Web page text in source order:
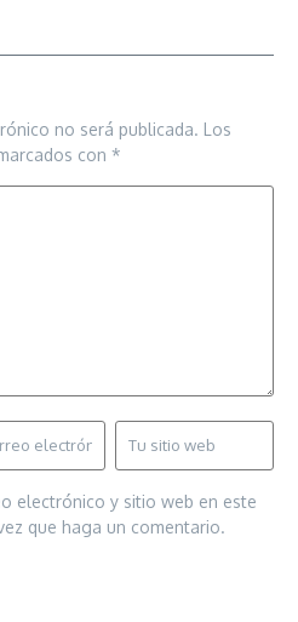
no será publicada. Los
con *
electrónico y sitio web en este
que haga un comentario.